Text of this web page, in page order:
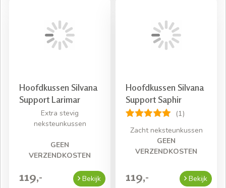
Hoofdkussen Silvana
Support Larimar
Extra stevig
neksteunkussen
GEEN
VERZENDKOSTEN
119,- Bekijk
Hoofdkussen Silvana
Support Saphir
(1)
Zacht neksteunkussen
GEEN
VERZENDKOSTEN
119,- Bekijk